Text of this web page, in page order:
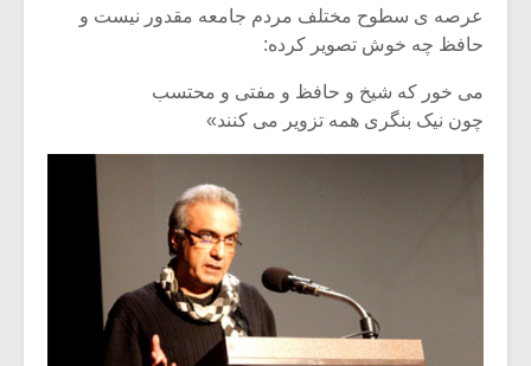
عرصه ی سطوح مختلف مردم جامعه مقدور نیست و
حافظ چه خوش تصویر کرده:
می خور که شیخ و حافظ و مفتی و محتسب
چون نیک بنگری همه تزویر می کنند»